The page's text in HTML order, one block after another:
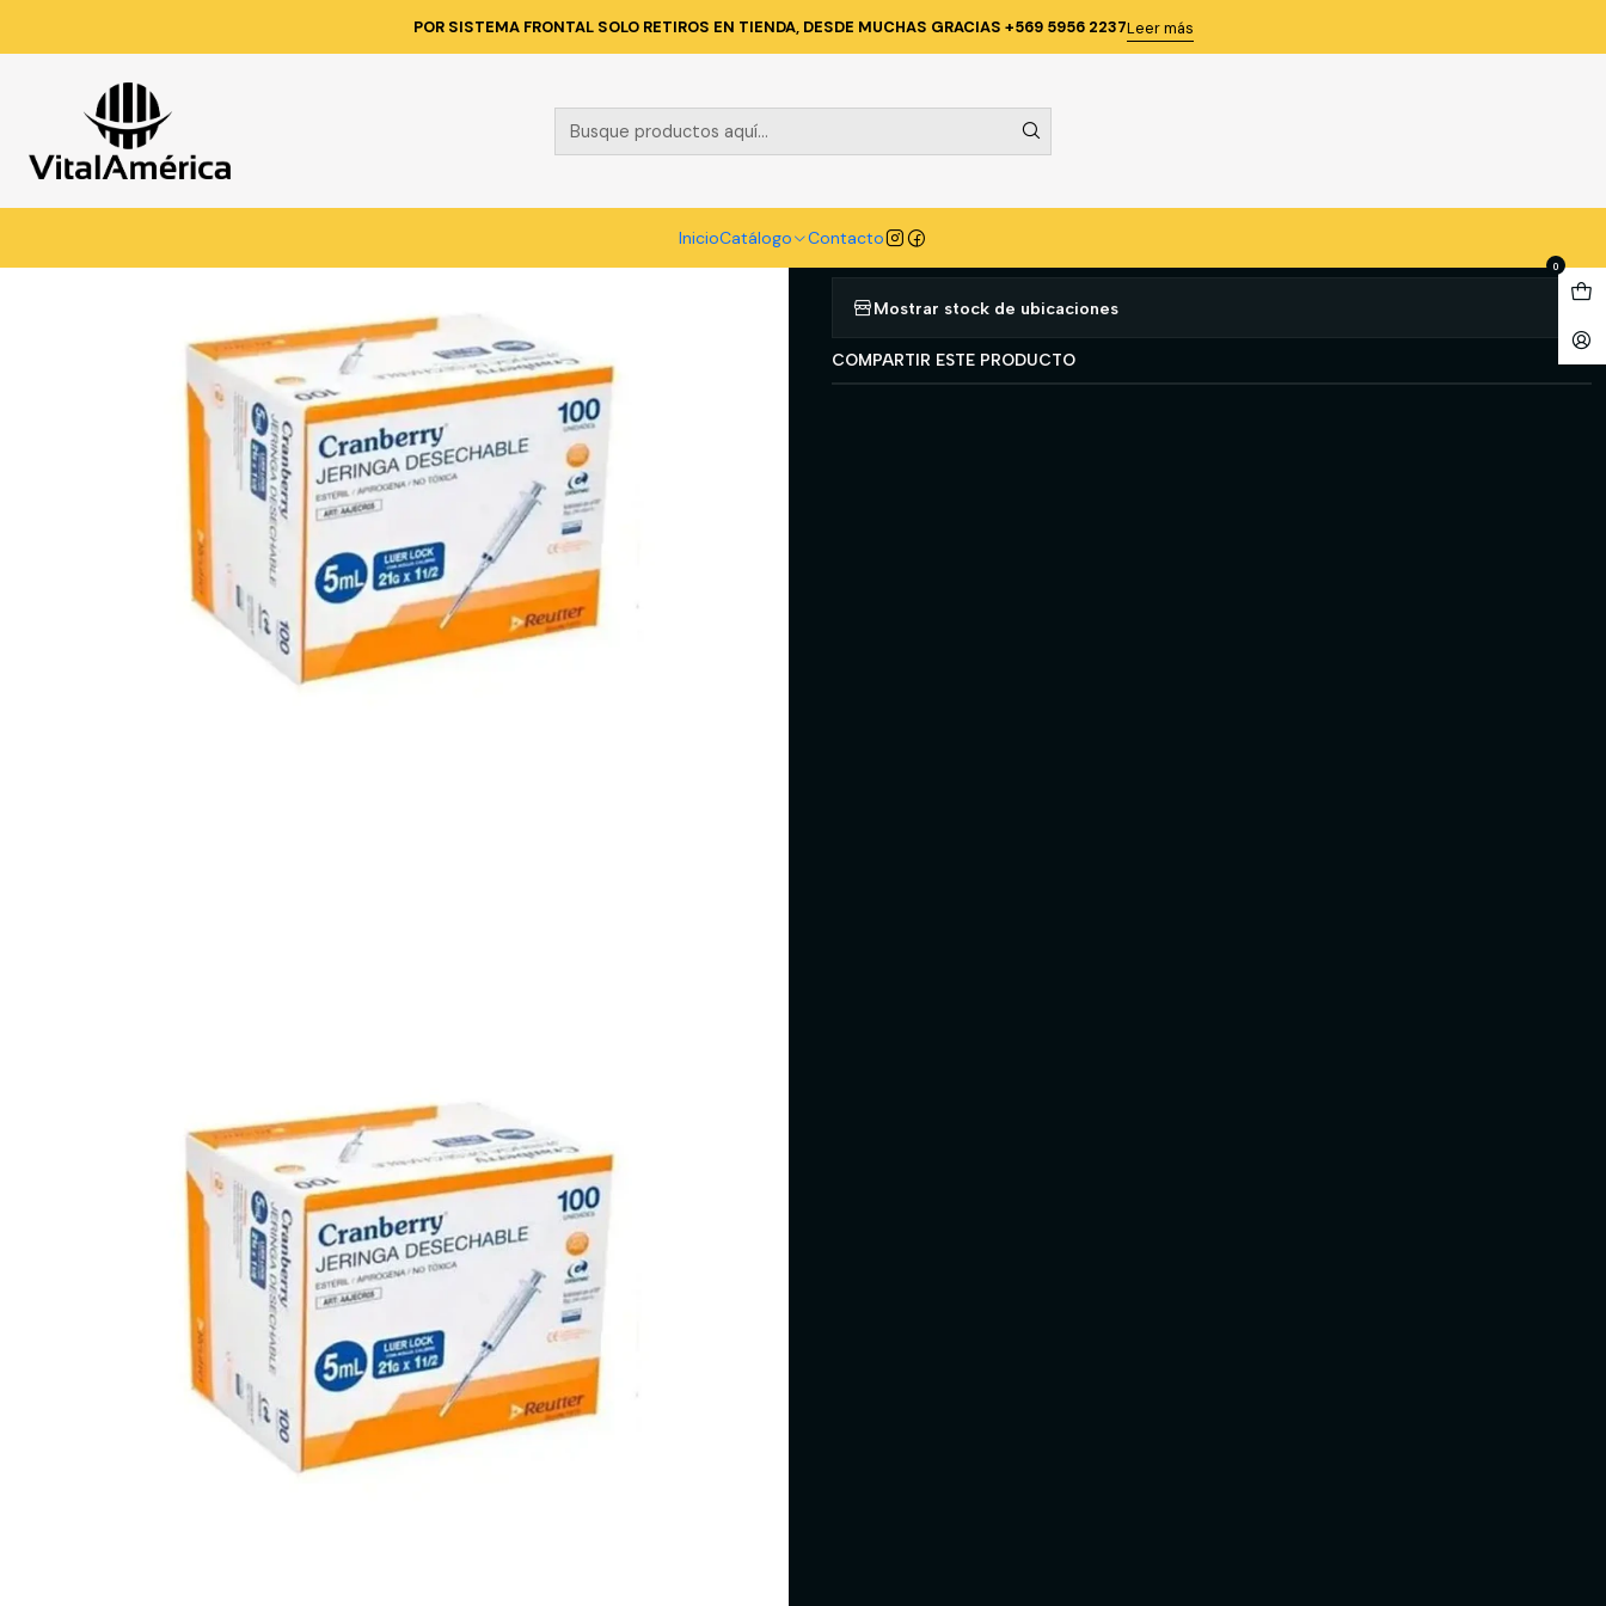
InicioCatálogo Contacto
0
POR SISTEMA FRONTAL SOLO RETIROS EN TIENDA, DESDE MUCHAS GRACIAS +569 5956 2237Leer más
LIMPIEZA E HIGENE INDUSTRIAL PRODUCTOS MEDICOS JERINGA HIPODÉRMICA CRAMBERRY 5 ML LUER LOCK CAJA 100 UNI
|
JERINGA HIPODÉRMICA CRAMBERRY 5
ML LUER LOCK CAJA 100 UNI
Agregar a la lista de favoritos
Mostrar stock de ubicaciones
COMPARTIR ESTE PRODUCTO